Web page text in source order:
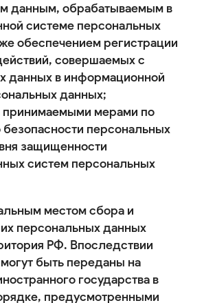
данным, обрабатываемым в
системе персональных
обеспечением регистрации
совершаемых с
данных в информационной
данных;
принимаемыми мерами по
персональных
защищенности
систем персональных
местом сбора и
персональных данных
РФ. Впоследствии
быть переданы на
государства в
предусмотренными